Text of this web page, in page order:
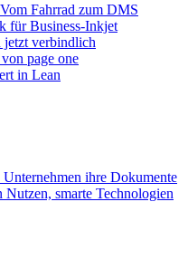
Fahrrad zum DMS
für Business-Inkjet
verbindlich
page one
in Lean
ihre Dokumente
smarte Technologien